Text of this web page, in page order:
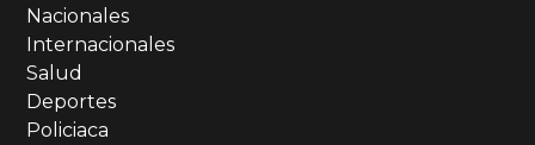
Nacionales
Internacionales
Salud
Deportes
Policiaca